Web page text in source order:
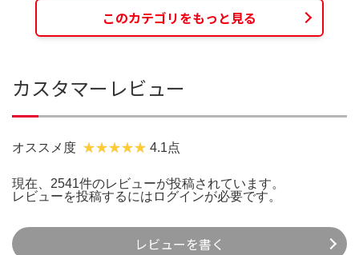
このカテゴリをもっと見る
カスタマーレビュー
オススメ度 4.1点
現在、2541件のレビューが投稿されています。
レビューを投稿するには ログインが必要です。
レビューを書く